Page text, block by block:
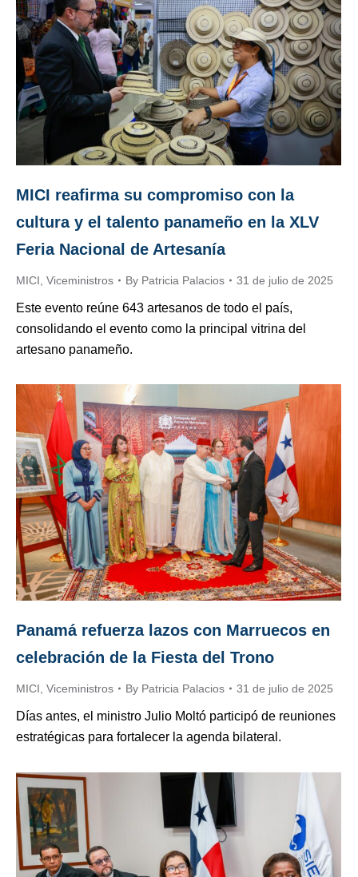
MICI reafirma su compromiso con la
cultura y el talento panameño en la XLV
Feria Nacional de Artesanía
MICI Viceministros By Patricia Palacios 31 de julio de 2025
Este evento reúne 643 artesanos de todo el país,
consolidando el evento como la principal vitrina del
artesano panameño.
Panamá refuerza lazos con Marruecos en
celebración de la Fiesta del Trono
MICI Viceministros By Patricia Palacios 31 de julio de 2025
Días antes, el ministro Julio Moltó participó de reuniones
estratégicas para fortalecer la agenda bilateral.